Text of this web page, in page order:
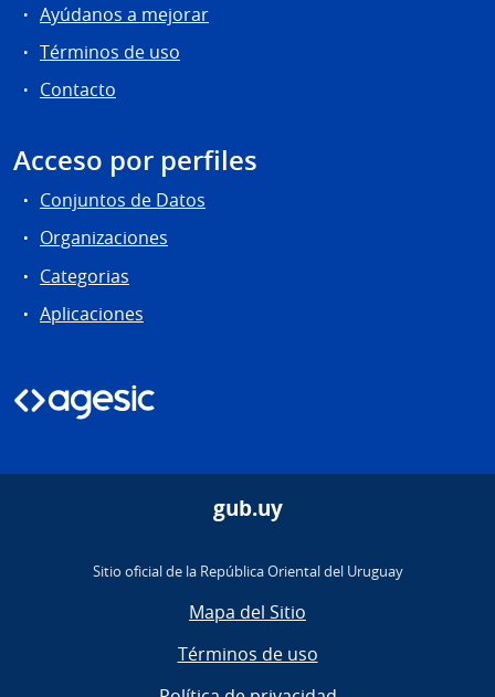
Ayúdanos a mejorar
Términos de uso
Contacto
Acceso por perfiles
Conjuntos de Datos
Organizaciones
Categorias
Aplicaciones
gub.uy
Sitio oficial de la República Oriental del Uruguay
Mapa del Sitio
Términos de uso